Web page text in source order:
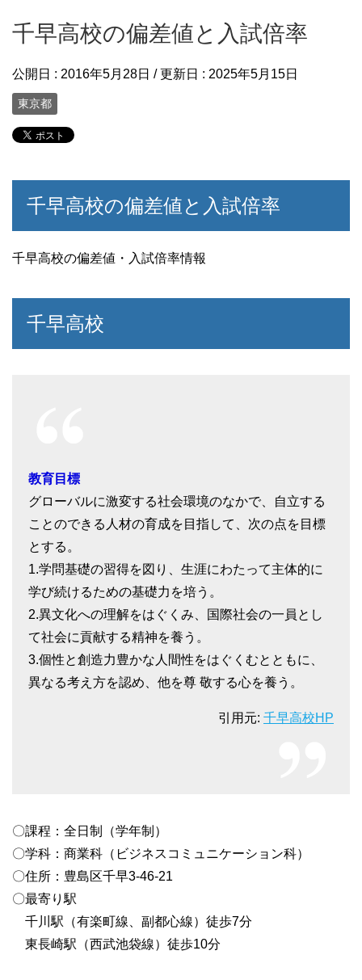
千早高校の偏差値と入試倍率
公開日 : 2016年5月28日 / 更新日 : 2025年5月15日
東京都
千早高校の偏差値と入試倍率
千早高校の偏差値・入試倍率情報
千早高校
教育目標
グローバルに激変する社会環境のなかで、自立する
ことのできる人材の育成を目指して、次の点を目標
とする。
1.学問基礎の習得を図り、生涯にわたって主体的に
学び続けるための基礎力を培う。
2.異文化への理解をはぐくみ、国際社会の一員とし
て社会に貢献する精神を養う。
3.個性と創造力豊かな人間性をはぐくむとともに、
異なる考え方を認め、他を尊 敬する心を養う。
引用元: 千早高校HP
〇課程：全日制（学年制）
〇学科：商業科（ビジネスコミュニケーション科）
〇住所：豊島区千早3-46-21
〇最寄り駅
千川駅（有楽町線、副都心線）徒歩7分
東長崎駅（西武池袋線）徒歩10分